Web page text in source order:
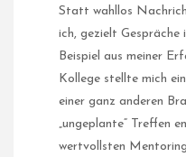
Statt wahllos
ich, gezielt Gespräche
Beispiel aus meiner
Kollege stellte mich
einer ganz anderen
„ungeplante“ Treffen
wertvollsten